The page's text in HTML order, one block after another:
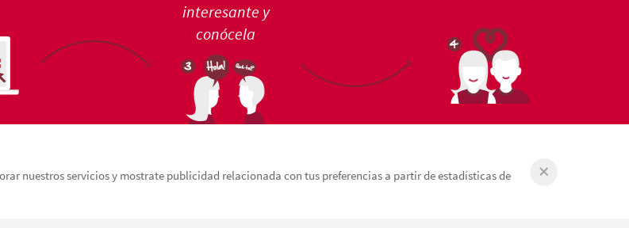
interesante y
conócela
nuestros servicios y mostrate publicidad relacionada con tus preferencias a partir de estadísticas de